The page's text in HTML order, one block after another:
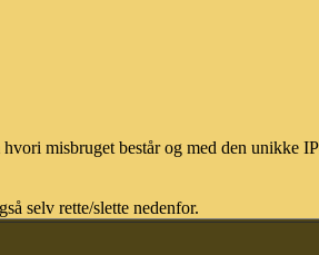
misbruget består og med den unikke
selv rette/slette nedenfor.